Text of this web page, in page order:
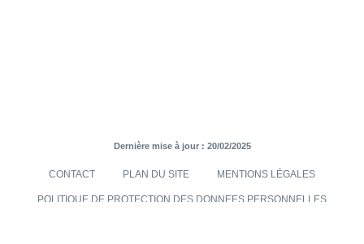
Dernière mise à jour : 20/02/2025
CONTACT PLAN DU SITE MENTIONS LÉGALES
POLITIQUE DE PROTECTION DES DONNEES PERSONNELLES